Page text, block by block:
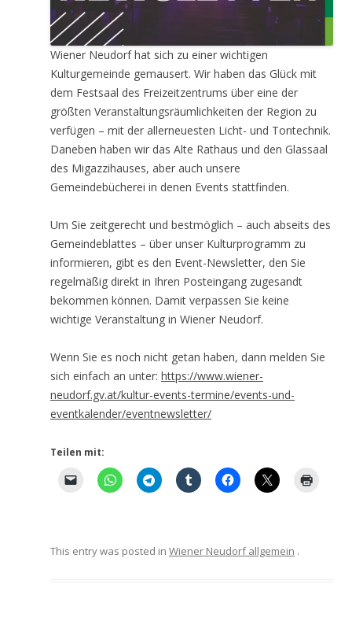
Wiener Neudorf hat sich zu einer wichtigen
Kulturgemeinde gemausert. Wir haben das Glück mit
dem Festsaal des Freizeitzentrums über eine der
größten Veranstaltungsräumlichkeiten der Region zu
verfügen – mit der allerneuesten Licht- und Tontechnik.
Daneben haben wir das Alte Rathaus und den Glassaal
des Migazzihauses, aber auch unsere
Gemeindebücherei in denen Events stattfinden.
Um Sie zeitgerecht und bestmöglich – auch abseits des
Gemeindeblattes – über unser Kulturprogramm zu
informieren, gibt es den Event-Newsletter, den Sie
regelmäßig direkt in Ihren Posteingang zugesandt
bekommen können. Damit verpassen Sie keine
wichtige Veranstaltung in Wiener Neudorf.
Wenn Sie es noch nicht getan haben, dann melden Sie
sich einfach an unter: https://www.wiener-
neudorf.gv.at/kultur-events-termine/events-und-
eventkalender/eventnewsletter/
Teilen mit:
This entry was posted in Wiener Neudorf allgemein .